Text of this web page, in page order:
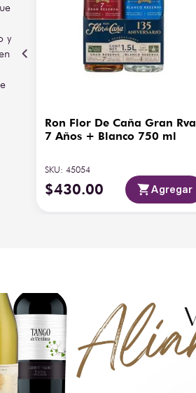
y
Ron Flor De Caña Gran Rva
7 Años + Blanco 750 ml
SKU: 45054
$430.00 Agregar